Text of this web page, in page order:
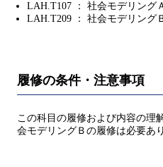
LAH.T107 ： 社会モデリング
LAH.T209 ： 社会モデリング
履修の条件・注意事項
この科目の履修および内容の理
会モデリングＢの履修は必要あ